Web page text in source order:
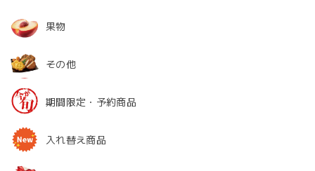
果物
その他
期間限定・予約商品
入れ替え商品